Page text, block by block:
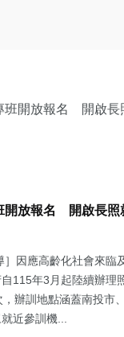
開放報名 開啟長照
］因應高齡化社會來臨
115年3月起陸續辦理
辦訓地點涵蓋南投市
近參訓機...